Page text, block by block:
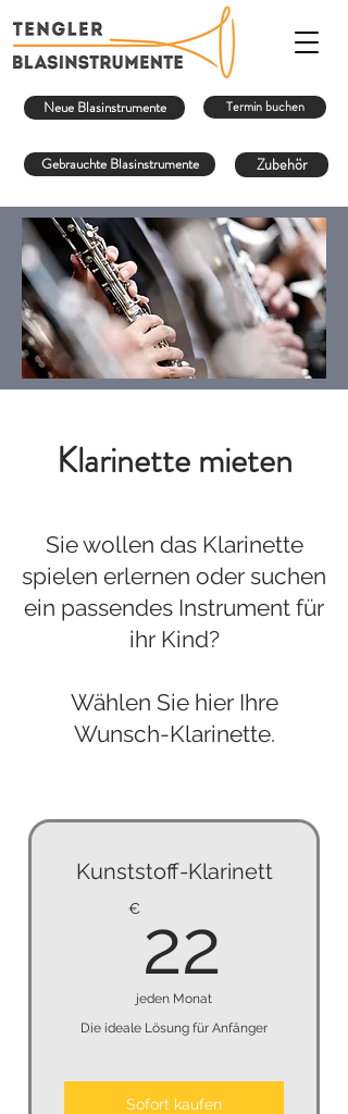
Gebrauchte Blasinstrumente Zubehör
Termin buchen
Neue Blasinstrumente
Klarinette mieten
Sie wollen das Klarinette
spielen erlernen oder suchen
ein passendes Instrument für
ihr Kind?
Wählen Sie hier Ihre
Wunsch-Klarinette.
Kunststoff-Klarinett
€ 22
jeden Monat
Die ideale Lösung für Anfänger
Sofort kaufen